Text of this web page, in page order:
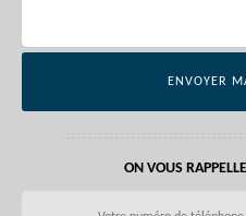
ON VOUS